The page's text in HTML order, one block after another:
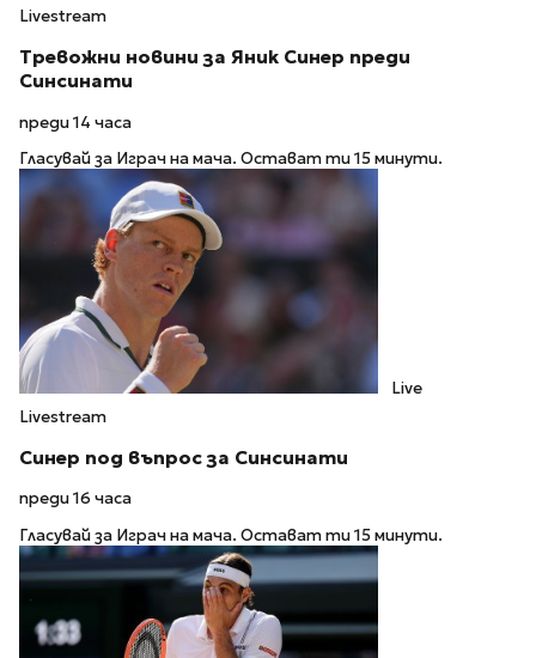
Livestream
Тревожни новини за Яник Синер преди
Синсинати
преди 14 часа
Гласувай за Играч на мача. Остават ти 15 минути.
Live
Livestream
Синер под въпрос за Синсинати
преди 16 часа
Гласувай за Играч на мача. Остават ти 15 минути.